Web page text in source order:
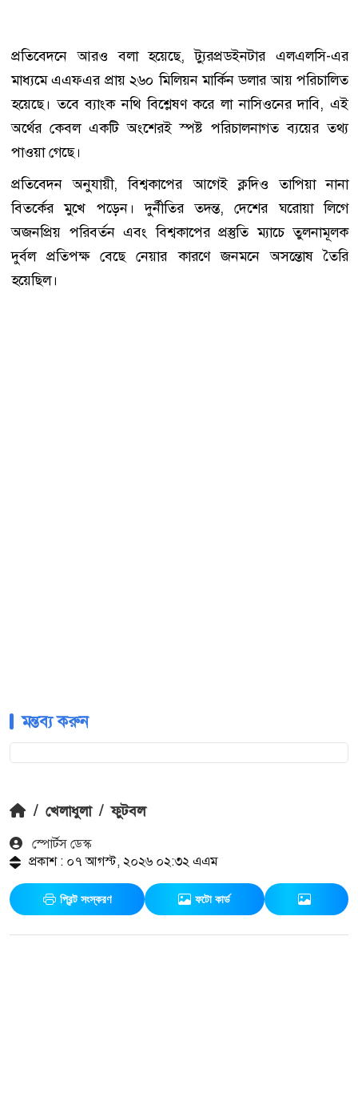
প্রতিবেদনে আরও বলা হয়েছে, ট্যুরপ্রডইনটার এলএলসি-এর
মাধ্যমে এএফএর প্রায় ২৬০ মিলিয়ন মার্কিন ডলার আয় পরিচালিত
হয়েছে। তবে ব্যাংক নথি বিশ্লেষণ করে লা নাসিওনের দাবি, এই
অর্থের কেবল একটি অংশেরই স্পষ্ট পরিচালনাগত ব্যয়ের তথ্য
পাওয়া গেছে।
প্রতিবেদন অনুযায়ী, বিশ্বকাপের আগেই ক্লদিও তাপিয়া নানা
বিতর্কের মুখে পড়েন। দুর্নীতির তদন্ত, দেশের ঘরোয়া লিগে
অজনপ্রিয় পরিবর্তন এবং বিশ্বকাপের প্রস্তুতি ম্যাচে তুলনামূলক
দুর্বল প্রতিপক্ষ বেছে নেয়ার কারণে জনমনে অসন্তোষ তৈরি
হয়েছিল।
মন্তব্য করুন
/ খেলাধুলা / ফুটবল
স্পোর্টস ডেস্ক
প্রকাশ : ০৭ আগস্ট, ২০২৬ ০২:৩২ এএম
প্রিন্ট সংস্করণ ফটো কার্ড